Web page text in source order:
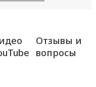
Отзывы и
вопросы